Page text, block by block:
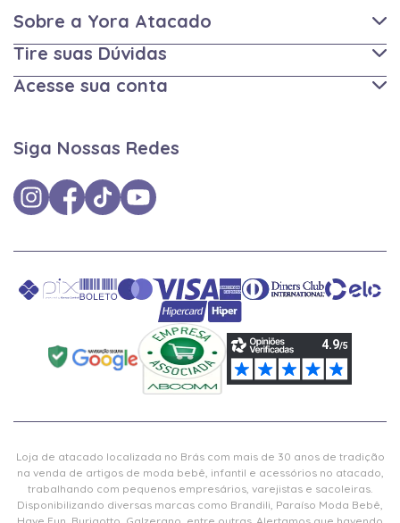
Sobre a Yora Atacado
Tire suas Dúvidas
Acesse sua conta
Siga Nossas Redes
Loja de atacado localizada no Brás com mais de 30 anos de tradição
na venda de artigos de moda bebê, infantil e acessórios no atacado,
trabalhando com pequenos empresários, varejistas e sacoleiras.
Disponibilizando diversas marcas como Brandili, Paraíso Moda Bebê,